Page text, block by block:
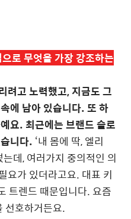
로 무엇을 가장 강조하는
려고 노력했고, 지금도 그
에 남아 있습니다. 또 하
요. 최근에는 브랜드 슬로
니다. ‘내 몸에 딱, 엘리
데, 여러가지 중의적인 의
요가 있더라고요. 대표 키
트렌드 때문입니다. 요즘
선호하거든요.